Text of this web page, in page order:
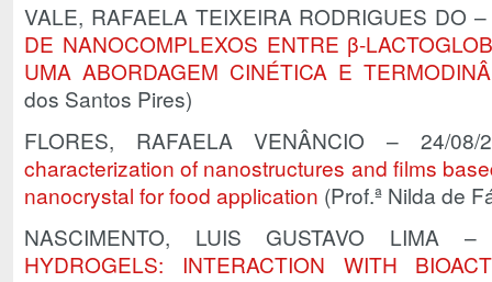
VALE, RAFAELA TEIXEIRA RODRIGUES DO
DE NANOCOMPLEXOS ENTRE β-
UMA ABORDAGEM CINÉTICA E
dos Santos Pires)
FLORES, RAFAELA VENÂNCIO – 24/
characterization of nanostructures and films
nanocrystal for food application (Prof.ª Nilda de
NASCIMENTO, LUIS GUSTAVO
HYDROGELS: INTERACTION WITH